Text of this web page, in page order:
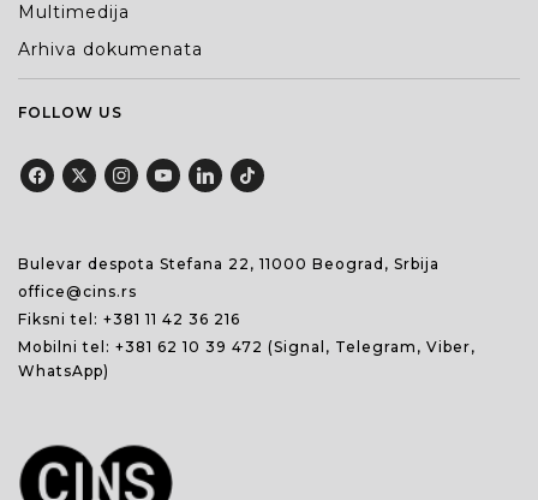
Multimedija
Arhiva dokumenata
FOLLOW US
Bulevar despota Stefana 22, 11000 Beograd, Srbija
office@cins.rs
Fiksni tel: +381 11 42 36 216
Mobilni tel: +381 62 10 39 472 (Signal, Telegram, Viber,
WhatsApp)